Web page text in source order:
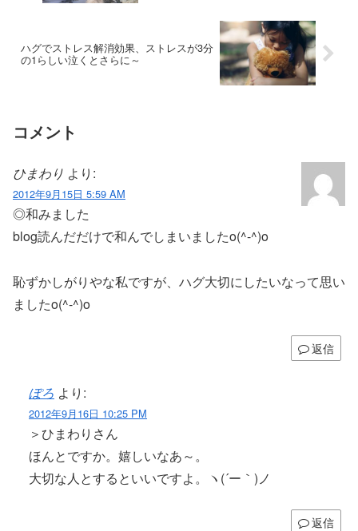
ハグでストレス解消効果、ストレスが3分
の1らしい泣くとさらに～
コメント
ひまわり より:
2012年9月15日 5:59 AM
◎和みました
blog読んだだけで和んでしまいましたo(^-^)o
恥ずかしがりやな私ですが、ハグ大切にしたいなって思い
ましたo(^-^)o
返信
ぽろ より:
2012年9月16日 10:25 PM
＞ひまわりさん
ほんとですか。嬉しいなあ～。
大切な人とするといいですよ。ヽ(´ー｀)ノ
返信